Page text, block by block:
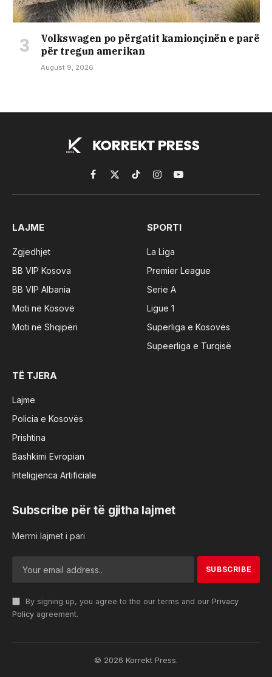
Volkswagen po përgatit kamionçinën e parë
për tregun amerikan
August 9, 2026
Facebook
X
(Twitter)
TikTokInstagramYouTube
LAJME
Zgjedhjet
BB VIP Kosova
BB VIP Albania
Moti në Kosovë
Moti në Shqipëri
SPORTI
La Liga
Premier League
Serie A
Ligue 1
Superliga e Kosovës
Supeerliga e Turqisë
TË TJERA
Lajme
Policia e Kosovës
Prishtina
Bashkimi Evropian
Inteligjenca Artificiale
Subscribe për të gjitha lajmet
Merrni lajmet i pari
By signing up, you agree to the our terms and our Privacy
Policy agreement.
© 2026 Korrekt Press.